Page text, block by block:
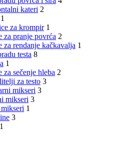
kateri 2
1
za krompir 1
za pranje povrća 2
za rendanje kačkavalja 1
testa 8
1
za sečenje hleba 2
za testo 3
mikseri 3
mikseri 3
1
3
1